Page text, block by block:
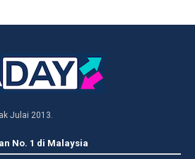
Julai 2013.
No. 1 di Malaysia